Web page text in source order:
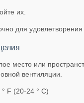
их.
для
место или
вентиляции.
F (20-24 ° C)